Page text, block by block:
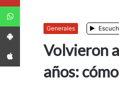
Generales
Volvieron
años:
App Android